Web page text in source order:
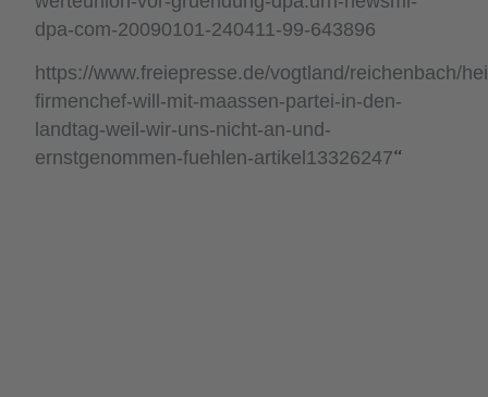
dpa-com-20090101-240411-99-643896
https://www.freiepresse.de/vogtland/reichenbach/
firmenchef-will-mit-maassen-partei-in-den-
landtag-weil-wir-uns-nicht-an-und-
ernstgenommen-fuehlen-artikel13326247“